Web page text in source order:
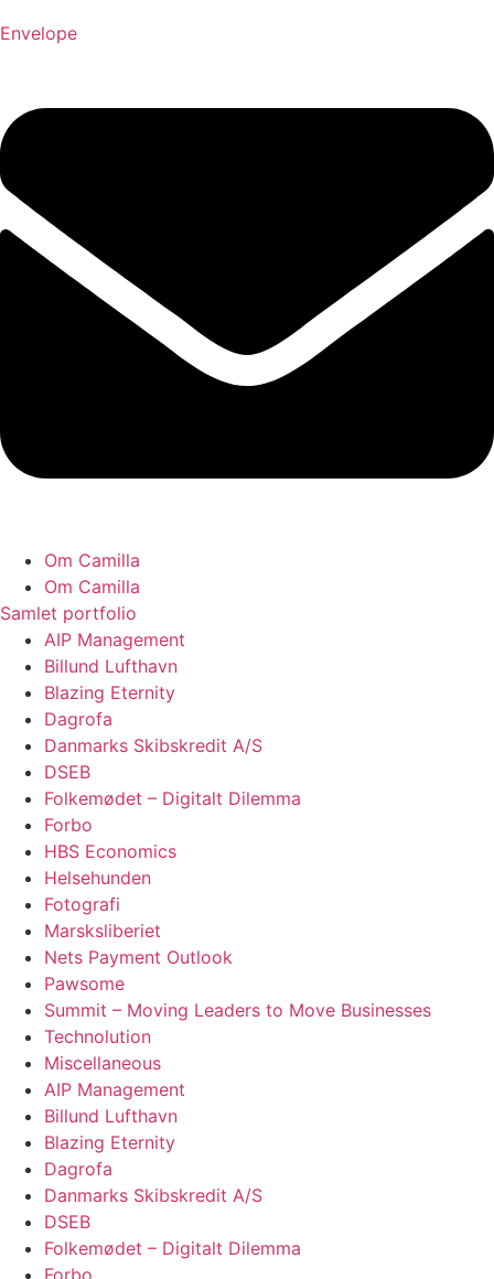
Envelope
Om Camilla
Om Camilla
Samlet portfolio
AIP Management
Billund Lufthavn
Blazing Eternity
Dagrofa
Danmarks Skibskredit A/S
DSEB
Folkemødet – Digitalt Dilemma
Forbo
HBS Economics
Helsehunden
Fotografi
Marsksliberiet
Nets Payment Outlook
Pawsome
Summit – Moving Leaders to Move Businesses
Technolution
Miscellaneous
AIP Management
Billund Lufthavn
Blazing Eternity
Dagrofa
Danmarks Skibskredit A/S
DSEB
Folkemødet – Digitalt Dilemma
Forbo